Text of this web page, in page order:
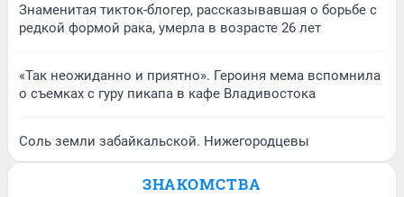
Знаменитая тикток-блогер, рассказывавшая о борьбе с
редкой формой рака, умерла в возрасте 26 лет
«Так неожиданно и приятно». Героиня мема вспомнила
о съемках с гуру пикапа в кафе Владивостока
Соль земли забайкальской. Нижегородцевы
ЗНАКОМСТВА